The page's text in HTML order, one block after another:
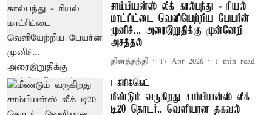
சாம்பியன்ஸ் லீக் கால்பந்து - ரியல்
மாட்ரிட்டை வெளியேற்றிய பேயர்ன்
முனிச்... அரைஇறுதிக்கு முன்னேறி
அசத்தல்
தினத்தந்தி 17 Apr 2026 1 min read
கிரிக்கெட்
மீண்டும் வருகிறது சாம்பியன்ஸ் லீக்
டி20 தொடர்.. வெளியான தகவல்